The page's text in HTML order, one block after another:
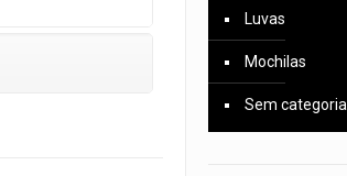
Luvas
Mochilas
Sem categoria